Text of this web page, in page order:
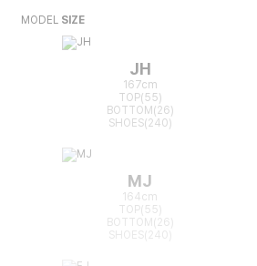
MODEL SIZE
JH
167cm
TOP(55)
BOTTOM(26)
SHOES(240)
MJ
164cm
TOP(55)
BOTTOM(26)